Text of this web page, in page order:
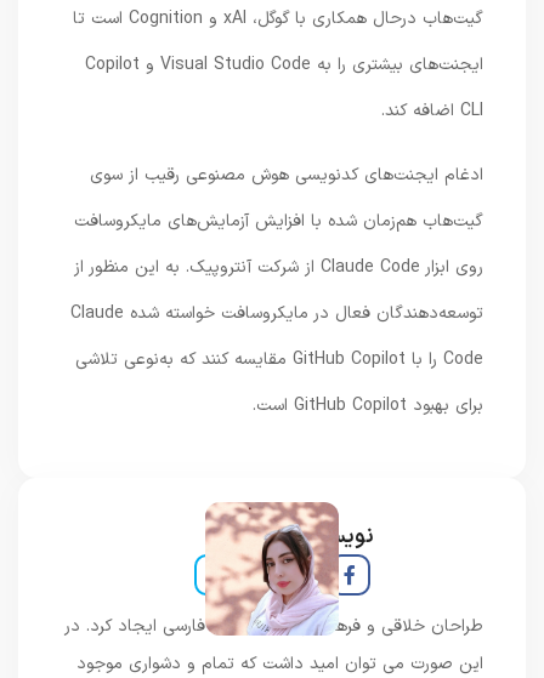
گیت‌هاب درحال همکاری با گوگل، xAI و Cognition است تا
ایجنت‌های بیشتری را به Visual Studio Code و Copilot
ادغام ایجنت‌های کدنویسی هوش مصنوعی رقیب از سوی
گیت‌هاب هم‌زمان شده با افزایش آزمایش‌های مایکروسافت
روی ابزار Claude Code از شرکت آنتروپیک. به این منظور از
توسعه‌دهندگان فعال در مایکروسافت خواسته شده Claude
Code را با GitHub Copilot مقایسه کنند که به‌نوعی تلاشی
برای بهبود GitHub Copilot است.
نویسنده و خبرنگار
طراحان خلاقی و فرهنگ پیشرو در زبان فارسی ایجاد کرد. در
این صورت می توان امید داشت که تمام و دشواری موجود